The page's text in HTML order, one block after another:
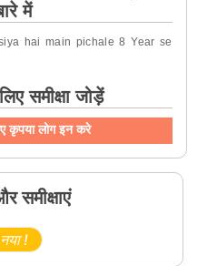
में
hai main pichale 8 Year se
समीक्षा जोड़ें
कृपया लोग इन करे
समीक्षाएं
नया !